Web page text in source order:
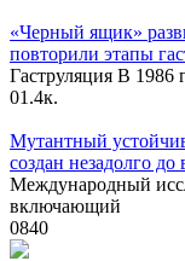
«Черный ящик»
повторили этапы
Гаструляция В 1986
01.4к.
Мутантный
создан незадолго
Международный
включающий
0840